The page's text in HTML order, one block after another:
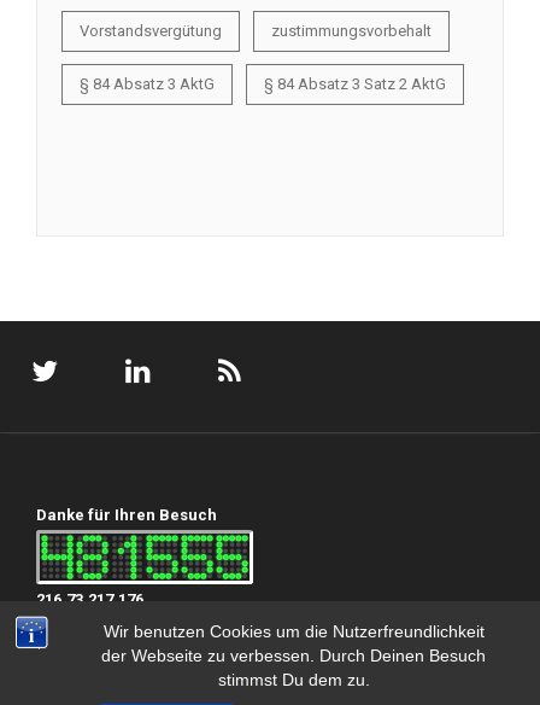
Wir benutzen Cookies um die Nutzerfreundlichkeit
der Webseite zu verbessen. Durch Deinen Besuch
stimmst Du dem zu.
Vorstandsvergütung zustimmungsvorbehalt
§ 84 Absatz 3 AktG § 84 Absatz 3 Satz 2 AktG
Danke für Ihren Besuch
216.73.217.176